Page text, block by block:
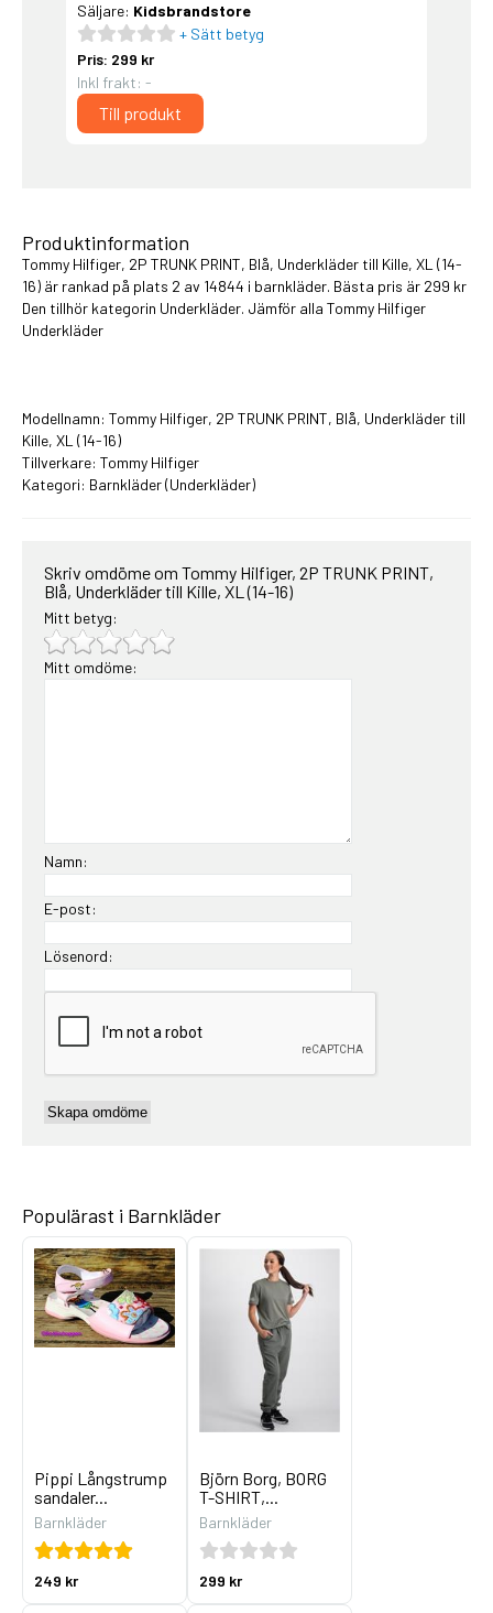
Säljare: Kidsbrandstore
+ Sätt betyg
Pris: 299 kr
Inkl frakt: -
Till produkt
Produktinformation
Tommy Hilfiger, 2P TRUNK PRINT, Blå, Underkläder till Kille, XL (14-
16) är rankad på plats 2 av 14844 i barnkläder. Bästa pris är 299 kr
Den tillhör kategorin Underkläder. Jämför alla Tommy Hilfiger
Underkläder
Modellnamn: Tommy Hilfiger, 2P TRUNK PRINT, Blå, Underkläder till
Kille, XL (14-16)
Tillverkare: Tommy Hilfiger
Kategori: Barnkläder(Underkläder)
Skriv omdöme om Tommy Hilfiger, 2P TRUNK PRINT,
Blå, Underkläder till Kille, XL (14-16)
Mitt betyg:
Mitt omdöme:
Namn:
E-post:
Lösenord:
Populärast i Barnkläder
Pippi Långstrump
sandaler...
Barnkläder
249 kr
Björn Borg, BORG
T-SHIRT,...
Barnkläder
299 kr